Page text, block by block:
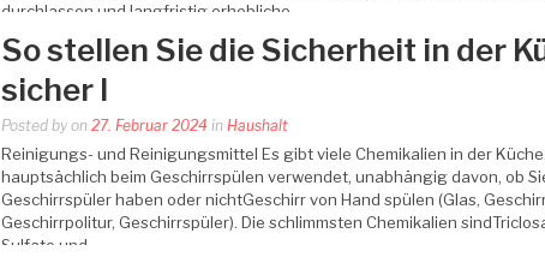
durchlassen und langfristig erhebliche…
So stellen Sie die Sicherheit in der
sicher I
Posted by on 27. Februar 2024 in Haushalt
Reinigungs- und Reinigungsmittel Es gibt viele Chemikalien in der
hauptsächlich beim Geschirrspülen verwendet, unabhängig davon, ob
Geschirrspüler haben oder nichtGeschirr von Hand spülen (Glas,
Geschirrpolitur, Geschirrspüler). Die schlimmsten Chemikalien
Sulfate und…